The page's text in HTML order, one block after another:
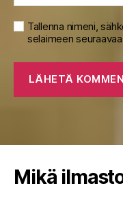
Tallenna nimeni,
selaimeen
Mikä